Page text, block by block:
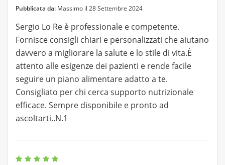
Pubblicata da: Massimo il 28 Settembre 2024
Sergio Lo Re è professionale e competente.
Fornisce consigli chiari e personalizzati che aiutano
davvero a migliorare la salute e lo stile di vita.È
attento alle esigenze dei pazienti e rende facile
seguire un piano alimentare adatto a te.
Consigliato per chi cerca supporto nutrizionale
efficace. Sempre disponibile e pronto ad
ascoltarti..N.1